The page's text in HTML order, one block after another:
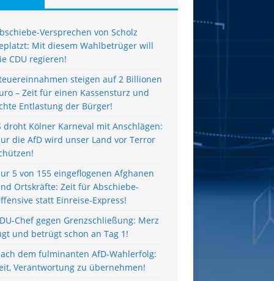
Versprechen von Scholz
Mit diesem Wahlbetrüger will
CDU regieren!
steigen auf 2 Billionen
– Zeit für einen Kassensturz und
Entlastung der Bürger!
droht Kölner Karneval mit Anschlägen:
die AfD wird unser Land vor Terror
5 von 155 eingeflogenen Afghanen
Ortskräfte: Zeit für Abschiebe-
statt Einreise-Express!
Chef gegen Grenzschließung: Merz
und betrügt schon an Tag 1!
dem fulminanten AfD-Wahlerfolg:
Verantwortung zu übernehmen!